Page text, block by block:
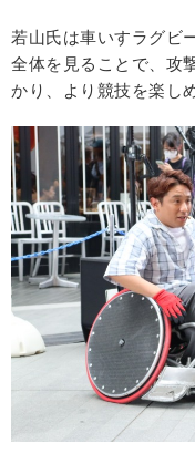
若山氏は車いすラグビ
全体を見ることで、攻
かり、より競技を楽し